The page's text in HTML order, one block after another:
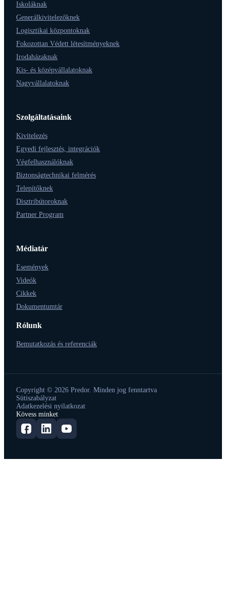
Iskoláknak
Generálkivitelezőknek
Logisztikai központoknak
Fokozottan Védett létesítményeknek
Irodaházaknak
Kis- és középvállalatoknak
Nagyvállalatoknak
Szolgáltatásaink
Kivitelezés
Egyedi fejlesztés, integrációk
Végfelhasználóknak
Biztonságtechnikai felmérés
Telepítőknek
Disztribútoroknak
Partner Program
Médiatár
Események
Videók
Cikkek
Dokumentumtár
Rólunk
Bemutatkozás és referenciák
Copyright © 2026 Predor. Minden jog fenntartva
Sütiszabályzat
Adatkezelési nyilatkozat
Kövess minket